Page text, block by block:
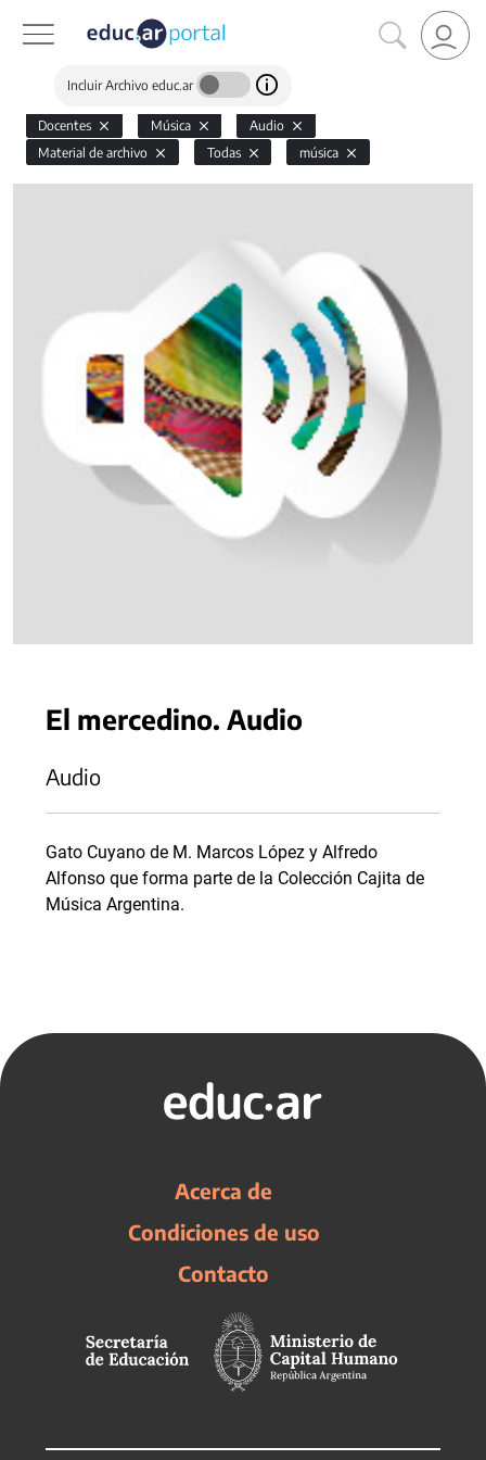
Incluir Archivo educ.ar
Docentes Música
Audio
Material de archivo
Todas música
El mercedino. Audio
Audio
Gato Cuyano de M. Marcos López y Alfredo
Alfonso que forma parte de la Colección Cajita de
Música Argentina.
Acerca de
Condiciones de uso
Contacto